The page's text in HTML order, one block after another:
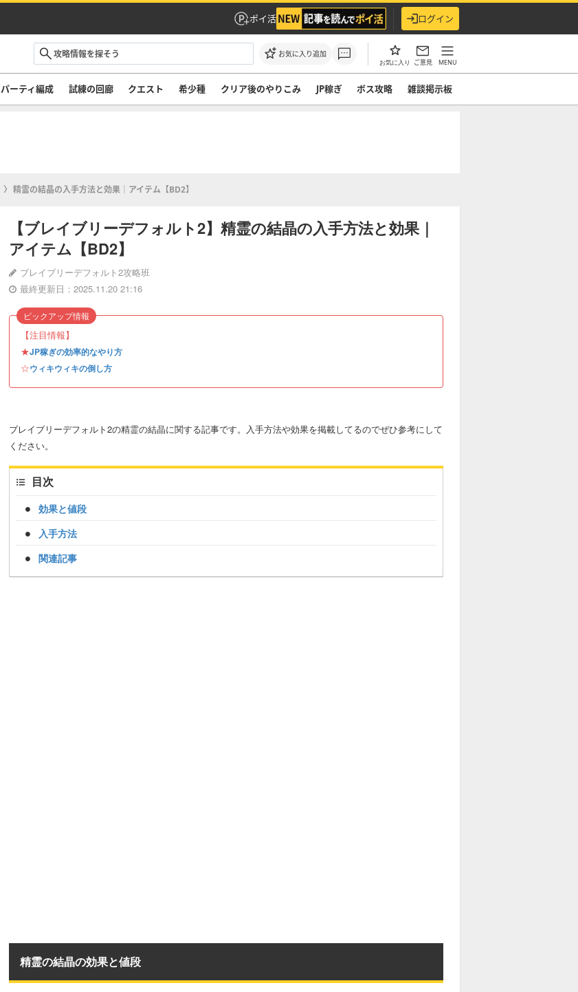
ポイ活 ログイン
お気に入り追加
お気に入り ご意見 MENU
パーティ編成 試練の回廊 クエスト 希少種 クリア後のやりこみ JP稼ぎ ボス攻略 雑談掲示板
精霊の結晶の入手方法と効果｜アイテム【BD2】
【ブレイブリーデフォルト2】精霊の結晶の入手方法と効果｜
アイテム【BD2】
ブレイブリーデフォルト2攻略班
最終更新日：2025.11.20 21:16
【注目情報】
★JP稼ぎの効率的なやり方
☆ウィキウィキの倒し方
ピックアップ情報
ブレイブリーデフォルト2の精霊の結晶に関する記事です。入手方法や効果を掲載してるのでぜひ参考にして
ください。
目次
効果と値段
入手方法
関連記事
精霊の結晶の効果と値段